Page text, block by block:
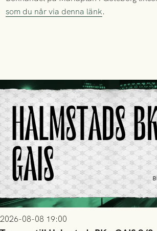
som du når via denna länk.
2026-08-08 19:00